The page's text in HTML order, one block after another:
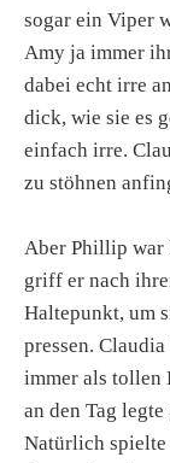
sogar ein Viper
Amy ja immer
dabei echt irre
dick, wie sie es
einfach irre.
zu stöhnen
Aber Phillip war
griff er nach
Haltepunkt, um
pressen.
immer als tollen
an den Tag
Natürlich